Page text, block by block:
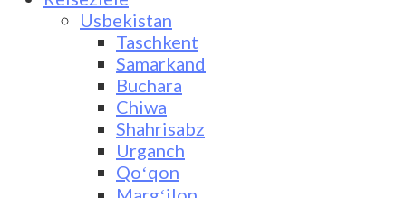
Usbekistan
Taschkent
Samarkand
Buchara
Chiwa
Shahrisabz
Urganch
Qoʻqon